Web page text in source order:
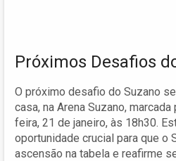
Próximos Desafios
O próximo desafio do Suzano
casa, na Arena Suzano,
feira, 21 de janeiro, às 18h30.
oportunidade crucial para que o
ascensão na tabela e reafirme